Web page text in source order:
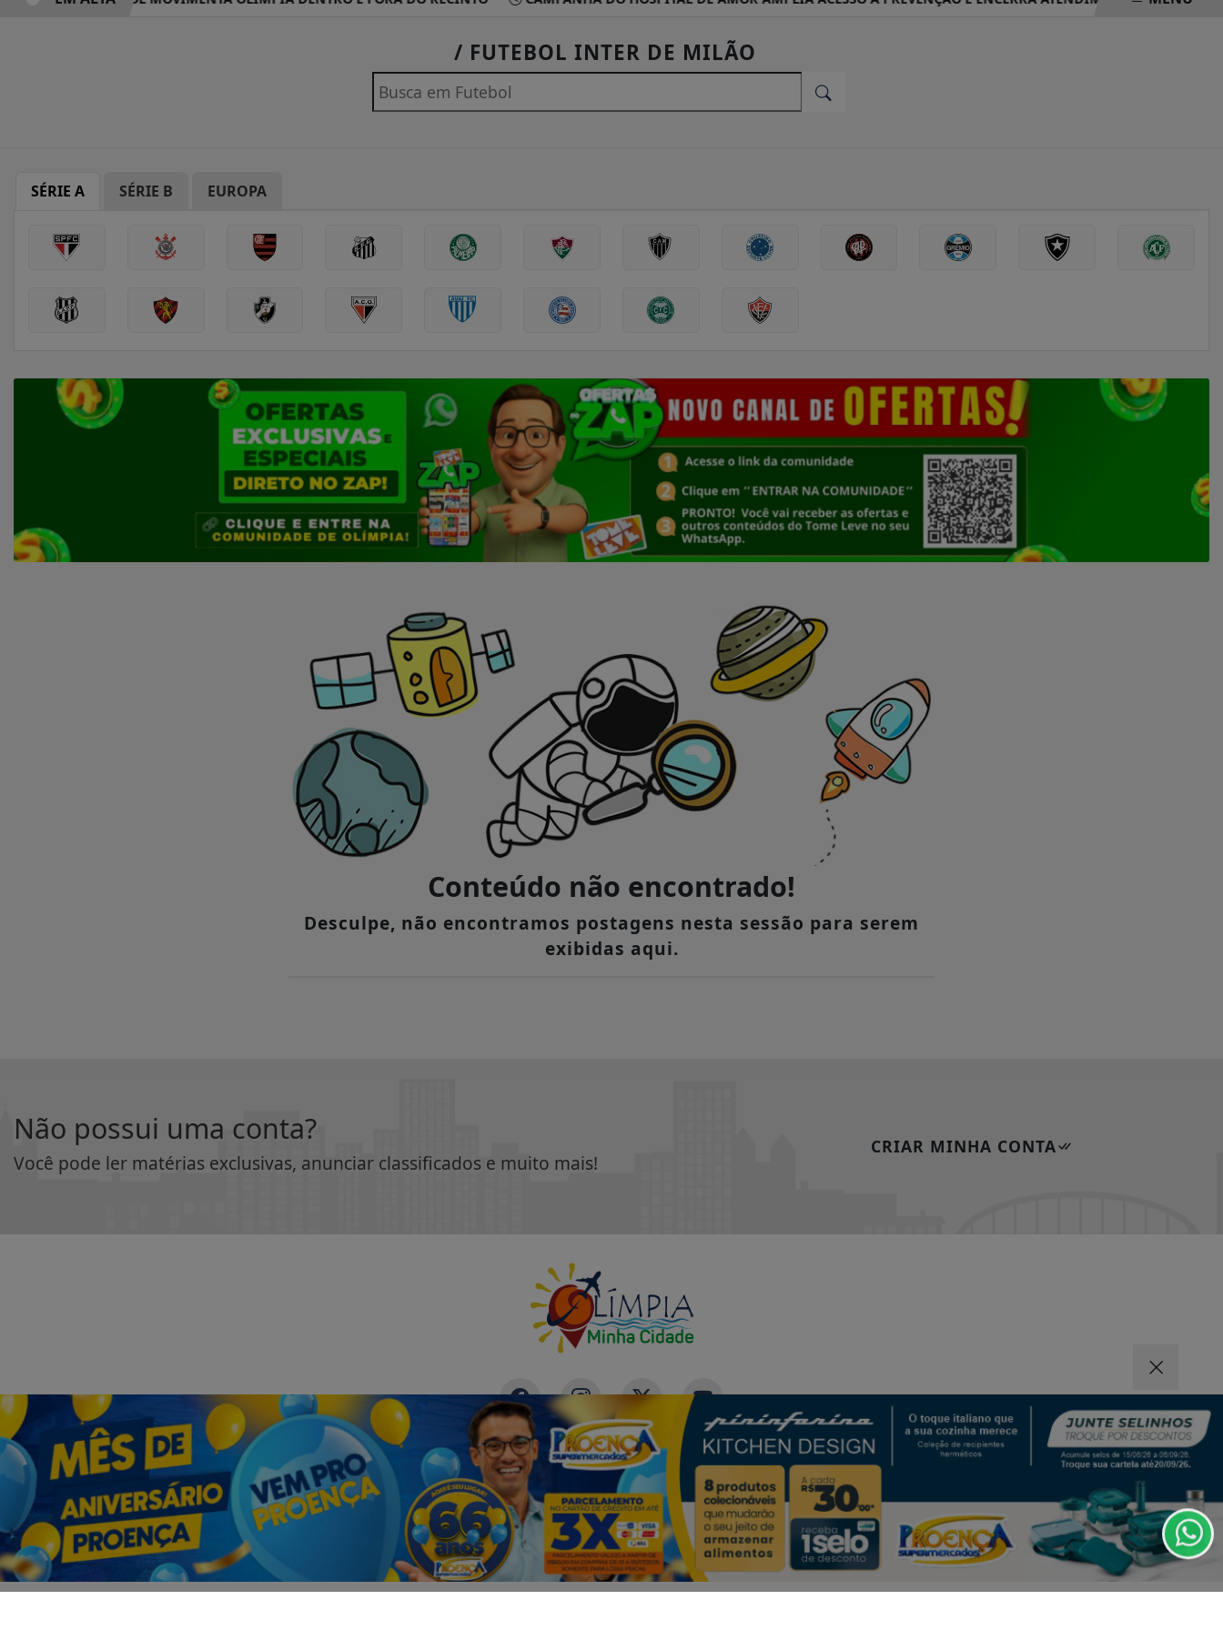
/ FUTEBOL INTER DE MILÃO
SÉRIE A SÉRIE B EUROPA
Conteúdo não encontrado!
Desculpe, não encontramos postagens nesta sessão para serem
exibidas aqui.
Não possui uma conta?
Você pode ler matérias exclusivas, anunciar classificados e muito mais!
CRIAR MINHA CONTA
INÍCIO | SOBRE PAINEL DO LEITOR | TERMOS DE USO E PRIVACIDADE | FAQ | CONTATO
3W CONTROL - TODOS OS DIREITOS RESERVADOS
Termos de Uso e Privacidade
Esse site utiliza cookies para melhorar sua experiência de navegação. Ao continuar o acesso, entendemos que você
concorda com nossos Termos de Uso e Privacidade.
PARA MAIS INFORMAÇÕES,ACESSE NOSSOS TERMOS CLICANDO AQUI
PROSSEGUIR